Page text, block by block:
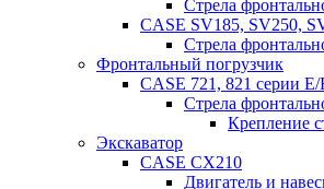
Стрела
CASE SV185, SV250,
Стрела
Фронтальный погрузчик
CASE 721, 821 серии E/
Стрела
Крепление
Экскаватор
CASE CX210
Двигатель и